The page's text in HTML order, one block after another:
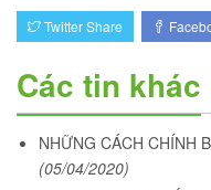
Twitter Share
Các tin khác
NHỮNG CÁCH CHÍNH
(05/04/2020)